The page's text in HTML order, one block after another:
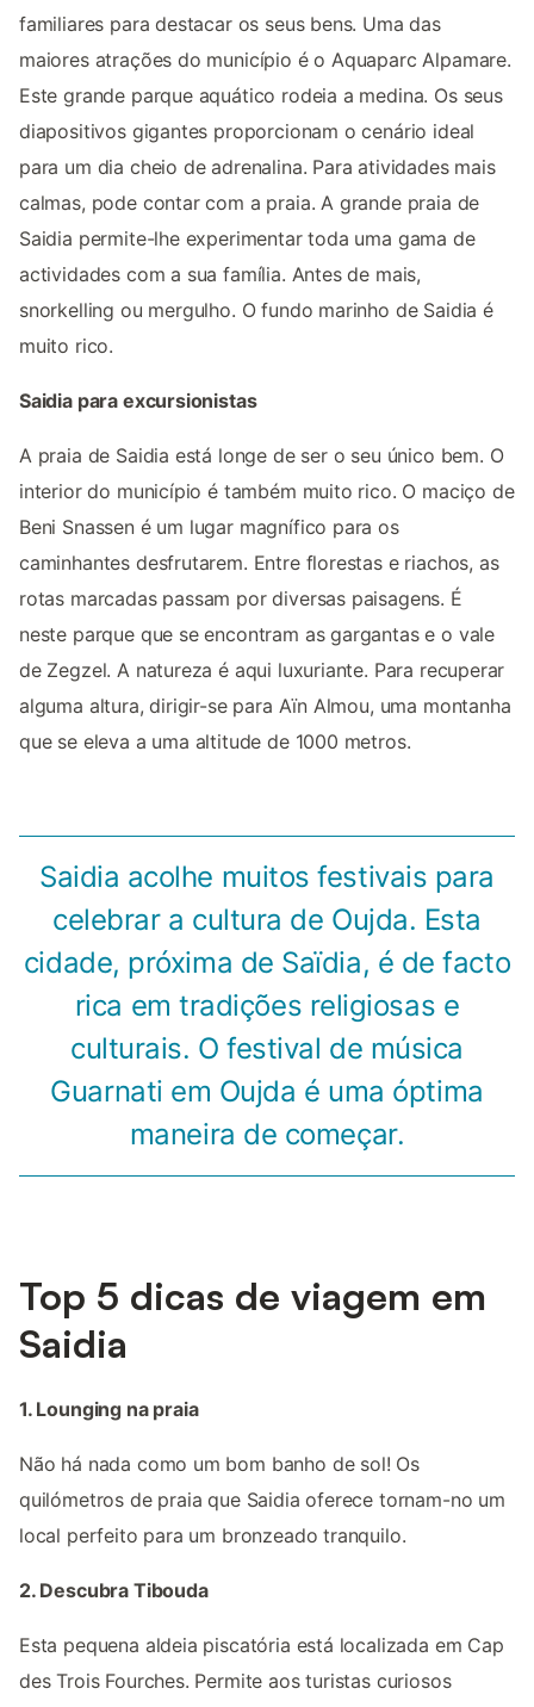
familiares para destacar os seus bens. Uma das
maiores atrações do município é o Aquaparc Alpamare.
Este grande parque aquático rodeia a medina. Os seus
diapositivos gigantes proporcionam o cenário ideal
para um dia cheio de adrenalina. Para atividades mais
calmas, pode contar com a praia. A grande praia de
Saidia permite-lhe experimentar toda uma gama de
actividades com a sua família. Antes de mais,
snorkelling ou mergulho. O fundo marinho de Saidia é
muito rico.
Saidia para excursionistas
A praia de Saidia está longe de ser o seu único bem. O
interior do município é também muito rico. O maciço de
Beni Snassen é um lugar magnífico para os
caminhantes desfrutarem. Entre florestas e riachos, as
rotas marcadas passam por diversas paisagens. É
neste parque que se encontram as gargantas e o vale
de Zegzel. A natureza é aqui luxuriante. Para recuperar
alguma altura, dirigir-se para Aïn Almou, uma montanha
que se eleva a uma altitude de 1000 metros.
Saidia acolhe muitos festivais para
celebrar a cultura de Oujda. Esta
cidade, próxima de Saïdia, é de facto
rica em tradições religiosas e
culturais. O festival de música
Guarnati em Oujda é uma óptima
maneira de começar.
Top 5 dicas de viagem em
Saidia
1. Lounging na praia
Não há nada como um bom banho de sol! Os
quilómetros de praia que Saidia oferece tornam-no um
local perfeito para um bronzeado tranquilo.
2. Descubra Tibouda
Esta pequena aldeia piscatória está localizada em Cap
des Trois Fourches. Permite aos turistas curiosos